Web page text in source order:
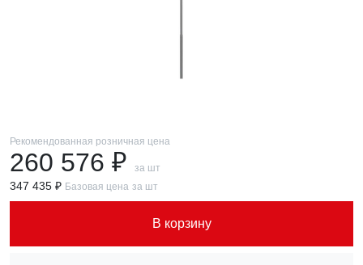
Рекомендованная розничная цена
260 576 ₽ за шт
347 435 ₽ Базовая цена за шт
В корзину